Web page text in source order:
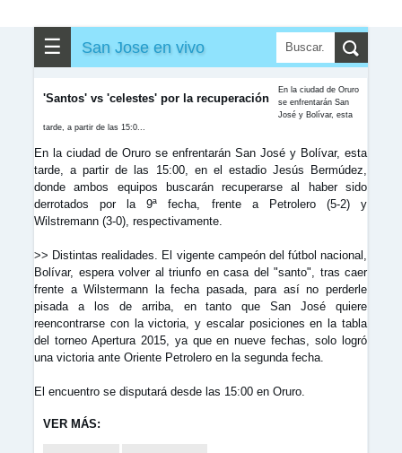
☰ San Jose en vivo
'Santos' vs 'celestes' por la recuperación
En la ciudad de Oruro
se enfrentarán San
José y Bolívar, esta
tarde, a partir de las 15:0...
En la ciudad de Oruro se enfrentarán San José y Bolívar, esta
tarde, a partir de las 15:00, en el estadio Jesús Bermúdez,
donde ambos equipos buscarán recuperarse al haber sido
derrotados por la 9ª fecha, frente a Petrolero (5-2) y
Wilstremann (3-0), respectivamente.
>> Distintas realidades. El vigente campeón del fútbol nacional,
Bolívar, espera volver al triunfo en casa del "santo", tras caer
frente a Wilstermann la fecha pasada, para así no perderle
pisada a los de arriba, en tanto que San José quiere
reencontrarse con la victoria, y escalar posiciones en la tabla
del torneo Apertura 2015, ya que en nueve fechas, solo logró
una victoria ante Oriente Petrolero en la segunda fecha.
El encuentro se disputará desde las 15:00 en Oruro.
VER MÁS: